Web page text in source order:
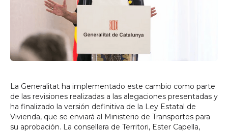
La Generalitat ha implementado este cambio como parte
de las revisiones realizadas a las alegaciones presentadas y
ha finalizado la versión definitiva de la Ley Estatal de
Vivienda, que se enviará al Ministerio de Transportes para
su aprobación. La consellera de Territori, Ester Capella,